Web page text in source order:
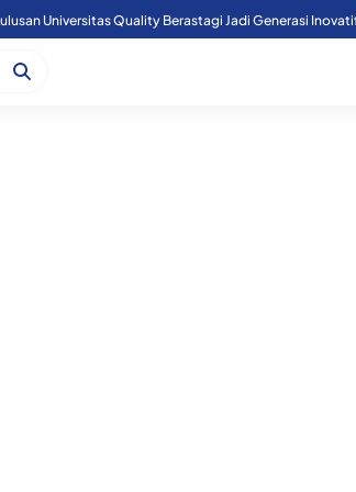
Polsek Perbaungan dan Unsur Aparatur Desa Bingkat.